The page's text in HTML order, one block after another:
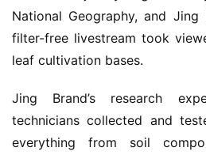
物
酒
活
动
登录
National Geography, and Jing
filter-free livestream took
leaf cultivation bases.
Jing Brand’s research
technicians collected and
everything from soil